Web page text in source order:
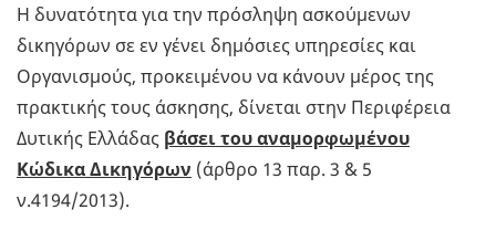
Η δυνατότητα για την πρόσληψη ασκούμενων
δικηγόρων σε εν γένει δημόσιες υπηρεσίες και
Οργανισμούς, προκειμένου να κάνουν μέρος της
πρακτικής τους άσκησης, δίνεται στην Περιφέρεια
Δυτικής Ελλάδας βάσει του αναμορφωμένου
Κώδικα Δικηγόρων (άρθρο 13 παρ. 3 & 5
ν.4194/2013).